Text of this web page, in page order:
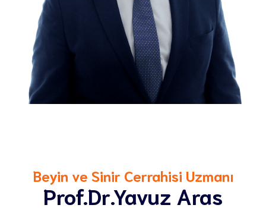
Beyin ve Sinir Cerrahisi Uzmanı
Prof.Dr.Yavuz Aras